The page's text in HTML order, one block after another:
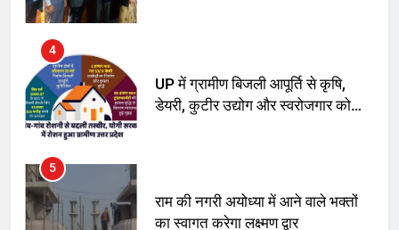
4
UP में ग्रामीण बिजली आपूर्ति से कृषि,
डेयरी, कुटीर उद्योग और स्वरोजगार को
5
राम की नगरी अयोध्या में आने वाले भक्तों
का स्वागत करेगा लक्ष्मण द्वार